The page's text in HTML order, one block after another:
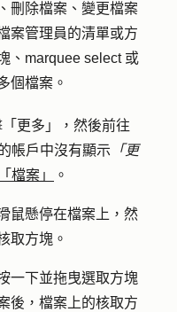
刪除檔案、變更檔案
案管理員的清單或方
、marquee select 或
個檔案。
「更多」
，然後前往
帳戶中沒有顯示 「更
「檔案」 。
鼠懸停在檔案上，然
取方塊 。
一下並拖曳選取方塊
後，檔案上的核取方